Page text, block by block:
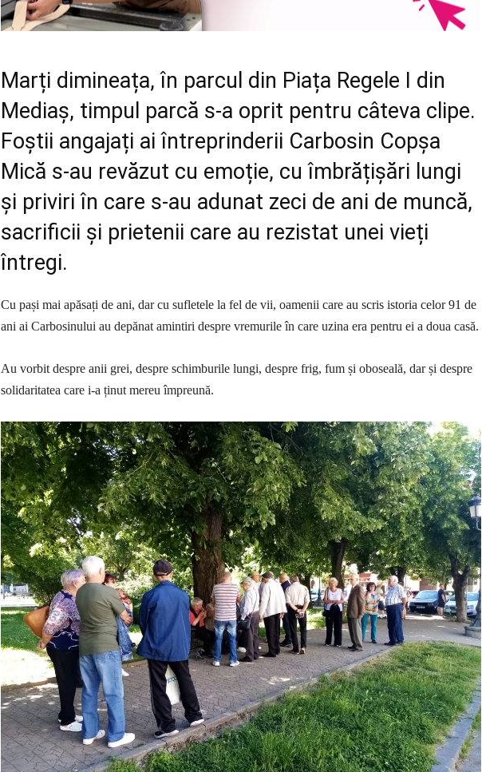
Marți dimineața, în parcul din Piața Regele I din
Mediaș, timpul parcă s-a oprit pentru câteva clipe.
Foștii angajați ai întreprinderii Carbosin Copșa
Mică s-au revăzut cu emoție, cu îmbrățișări lungi
și priviri în care s-au adunat zeci de ani de muncă,
sacrificii și prietenii care au rezistat unei vieți
întregi.
Cu pași mai apăsați de ani, dar cu sufletele la fel de vii, oamenii care au scris istoria celor 91 de
ani ai Carbosinului au depănat amintiri despre vremurile în care uzina era pentru ei a doua casă.
Au vorbit despre anii grei, despre schimburile lungi, despre frig, fum și oboseală, dar și despre
solidaritatea care i-a ținut mereu împreună.